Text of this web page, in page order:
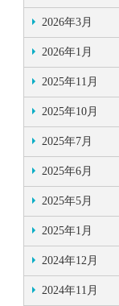
2026年3月
2026年1月
2025年11月
2025年10月
2025年7月
2025年6月
2025年5月
2025年1月
2024年12月
2024年11月